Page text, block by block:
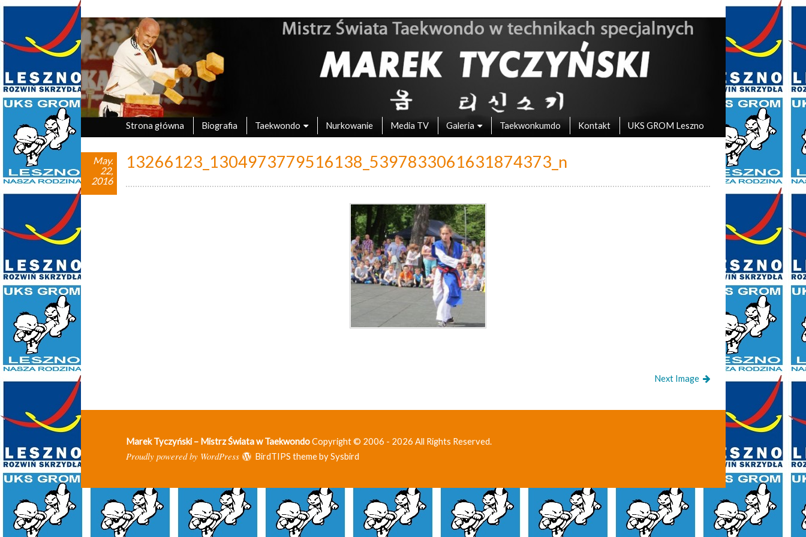
Marek Tyczyński – Mistrz Świata w Taekwondo
oficjalna strona UKS Grom Leszno
Strona główna Biografia Taekwondo Nurkowanie Media TV Galeria Taekwonkumdo Kontakt UKS GROM Leszno
13266123_1304973779516138_5397833061631874373_n
May.
22,
2016
Next Image
Marek Tyczyński – Mistrz Świata w TaekwondoCopyright © 2006 - 2026 All Rights Reserved.
Proudly powered by WordPress BirdTIPS theme bySysbird